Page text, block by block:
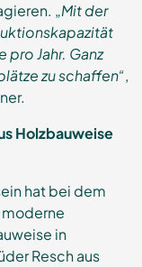
„Mit der
Jahr. Ganz
zu schaffen“,
Holzbauweise
hat bei dem
in
Resch aus